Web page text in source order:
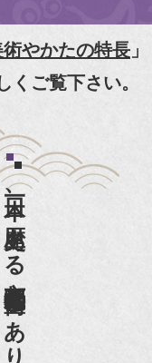
ちなか美術館を
お店へ！！
日発行）
ご来店！【動
やかたの特長 」
くご覧下さい。
日本一、歴史ある